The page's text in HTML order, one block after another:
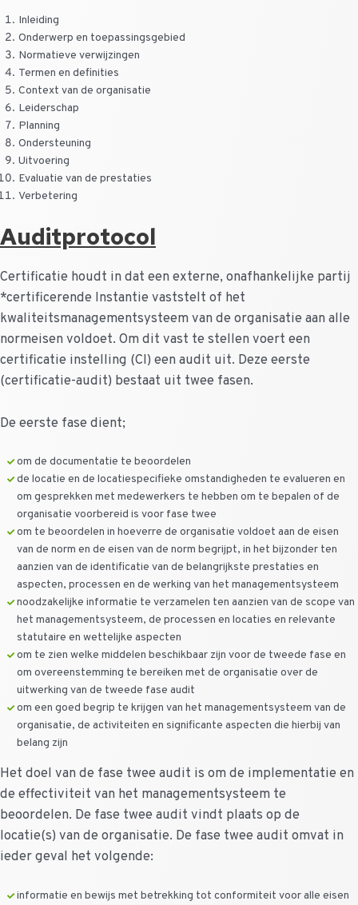
Inleiding
Onderwerp en toepassingsgebied
Normatieve verwijzingen
Termen en definities
Context van de organisatie
Leiderschap
Planning
Ondersteuning
Uitvoering
Evaluatie van de prestaties
Verbetering
Auditprotocol
Certificatie houdt in dat een externe, onafhankelijke partij
*certificerende Instantie vaststelt of het
kwaliteitsmanagementsysteem van de organisatie aan alle
normeisen voldoet. Om dit vast te stellen voert een
certificatie instelling (CI) een audit uit. Deze eerste
(certificatie-audit) bestaat uit twee fasen.
De eerste fase dient;
om de documentatie te beoordelen
de locatie en de locatiespecifieke omstandigheden te evalueren en
om gesprekken met medewerkers te hebben om te bepalen of de
organisatie voorbereid is voor fase twee
om te beoordelen in hoeverre de organisatie voldoet aan de eisen
van de norm en de eisen van de norm begrijpt, in het bijzonder ten
aanzien van de identificatie van de belangrijkste prestaties en
aspecten, processen en de werking van het managementsysteem
noodzakelijke informatie te verzamelen ten aanzien van de scope van
het managementsysteem, de processen en locaties en relevante
statutaire en wettelijke aspecten
om te zien welke middelen beschikbaar zijn voor de tweede fase en
om overeenstemming te bereiken met de organisatie over de
uitwerking van de tweede fase audit
om een goed begrip te krijgen van het managementsysteem van de
organisatie, de activiteiten en significante aspecten die hierbij van
belang zijn
Het doel van de fase twee audit is om de implementatie en
de effectiviteit van het managementsysteem te
beoordelen. De fase twee audit vindt plaats op de
locatie(s) van de organisatie. De fase twee audit omvat in
ieder geval het volgende:
informatie en bewijs met betrekking tot conformiteit voor alle eisen